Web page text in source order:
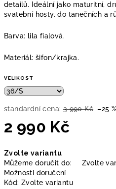
detailů.
Ideální jako maturitní,
svatební hosty, do tanečních a
Barva: lila fialová.
Materiál: šifon/krajka.
VELIKOST
standardní cena: 3 990 Kč –25 %
2 990 Kč
cena:
Zvolte variantu
Můžeme doručit do:
Zvolte
Možnosti doručení
Kód: Zvolte variantu